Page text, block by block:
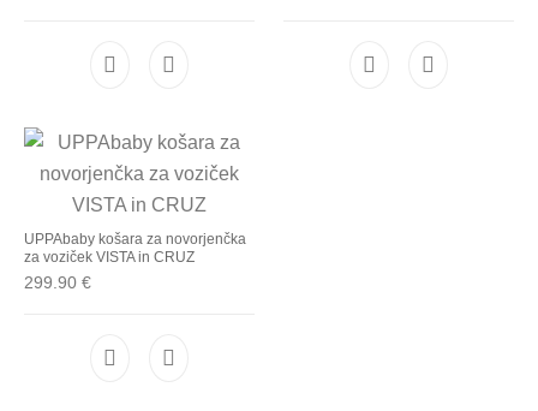
UPPAbaby košara za novorjenčka
za voziček VISTA in CRUZ
299.90 €